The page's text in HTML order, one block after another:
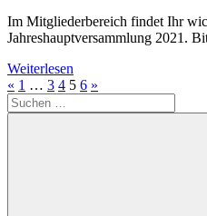
Im Mitgliederbereich findet Ihr
Jahreshauptversammlung 2021.
Weiterlesen
Seitennummerierung
der
« Vorherige
Beiträge
1 … 3 4 5 6 Nächste
»
Suchen
nach: